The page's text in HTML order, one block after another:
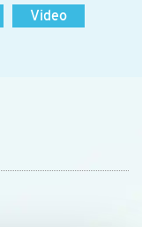
Video